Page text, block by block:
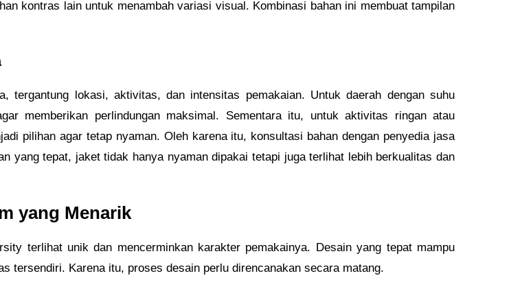
kontras lain untuk menambah variasi visual. Kombinasi bahan ini membuat tampilan
tergantung lokasi, aktivitas, dan intensitas pemakaian. Untuk daerah dengan suhu
memberikan perlindungan maksimal. Sementara itu, untuk aktivitas ringan atau
pilihan agar tetap nyaman. Oleh karena itu, konsultasi bahan dengan penyedia jasa
yang tepat, jaket tidak hanya nyaman dipakai tetapi juga terlihat lebih berkualitas dan
yang Menarik
terlihat unik dan mencerminkan karakter pemakainya. Desain yang tepat mampu
tersendiri. Karena itu, proses desain perlu direncanakan secara matang.